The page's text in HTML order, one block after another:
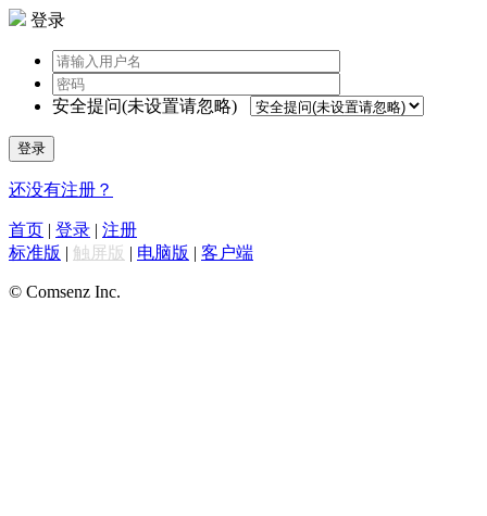
登录
安全提问(未设置请忽略)
登录
还没有注册？
首页 | 登录 | 注册
标准版 | 触屏版 | 电脑版 | 客户端
© Comsenz Inc.